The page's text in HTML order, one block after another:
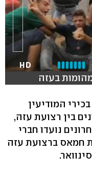
HD
בעזה
המודיעין
בין רצועת עזה,
נועדו חברי
חמאס ברצועת עזה